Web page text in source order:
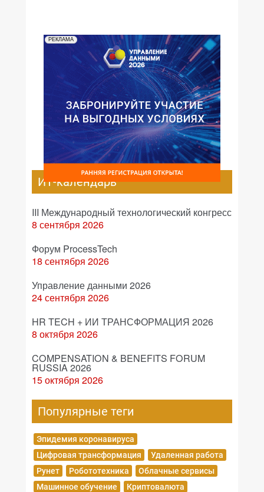
РЕКЛАМА
ИТ-календарь
III Международный технологический конгресс
8 сентября 2026
Форум ProcessTech
18 сентября 2026
Управление данными 2026
24 сентября 2026
HR TECH + ИИ ТРАНСФОРМАЦИЯ 2026
8 октября 2026
COMPENSATION & BENEFITS FORUM
RUSSIA 2026
15 октября 2026
Популярные теги
Эпидемия коронавируса
Цифровая трансформация
Удаленная работа
Рунет
Робототехника
Облачные сервисы
Машинное обучение
Криптовалюта